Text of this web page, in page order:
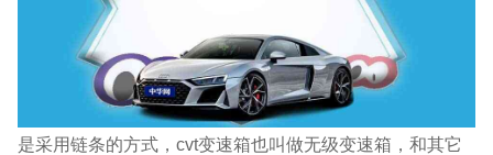
是采用链条的方式，cvt变速箱也叫做无级变速箱，和其它